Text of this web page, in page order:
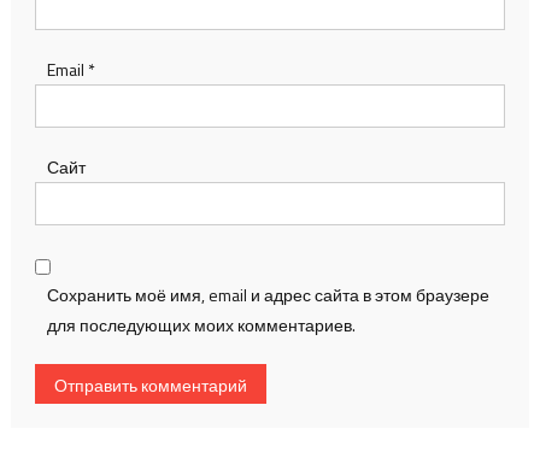
Email *
Сайт
Сохранить моё имя, email и адрес сайта в этом браузере
для последующих моих комментариев.